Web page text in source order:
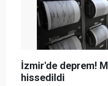
İzmir'de deprem!
hissedildi